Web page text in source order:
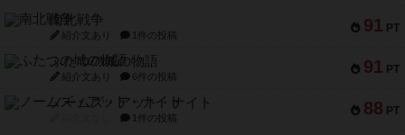
91 PT
南北戦争
紹介文あり 1件の投稿
91 PT
ふたつの城の物語
紹介文あり 6件の投稿
88 PT
ノームズ・アット・ナイト
1件の投稿